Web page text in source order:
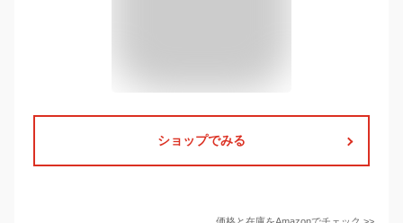
ショップでみる